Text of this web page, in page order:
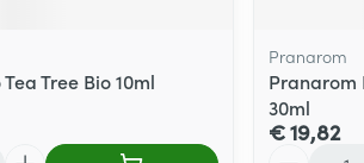
Tree Bio 10ml
Pranarom
Pranarom
30ml
€ 19,82